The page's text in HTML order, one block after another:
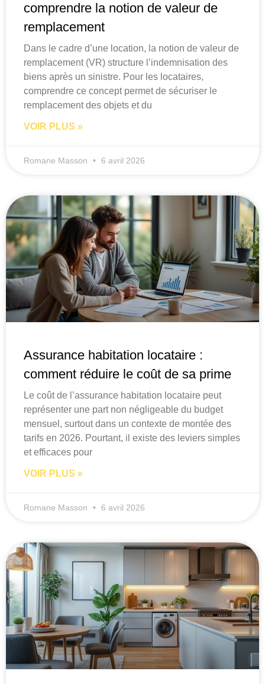
comprendre la notion de valeur de
remplacement
Dans le cadre d’une location, la notion de valeur de
remplacement (VR) structure l’indemnisation des
biens après un sinistre. Pour les locataires,
comprendre ce concept permet de sécuriser le
remplacement des objets et du
VOIR PLUS »
Romane Masson 6 avril 2026
Assurance habitation locataire :
comment réduire le coût de sa prime
Le coût de l’assurance habitation locataire peut
représenter une part non négligeable du budget
mensuel, surtout dans un contexte de montée des
tarifs en 2026. Pourtant, il existe des leviers simples
et efficaces pour
VOIR PLUS »
Romane Masson 6 avril 2026